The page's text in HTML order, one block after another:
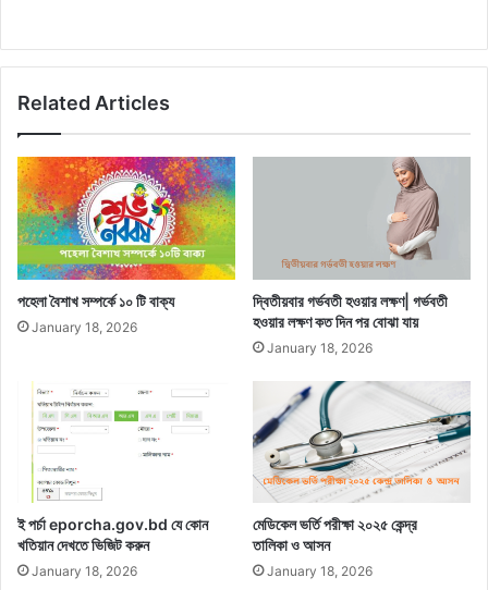
Related Articles
পহেলা বৈশাখ সম্পর্কে ১০ টি বাক্য
January 18, 2026
দ্বিতীয়বার গর্ভবতী হওয়ার লক্ষণ| গর্ভবতী
হওয়ার লক্ষণ কত দিন পর বোঝা যায়
January 18, 2026
ই পর্চা eporcha.gov.bd যে কোন
খতিয়ান দেখতে ভিজিট করুন
January 18, 2026
মেডিকেল ভর্তি পরীক্ষা ২০২৫ কেন্দ্র
তালিকা ও আসন
January 18, 2026